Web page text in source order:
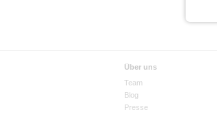
Über uns
Team
Blog
Presse